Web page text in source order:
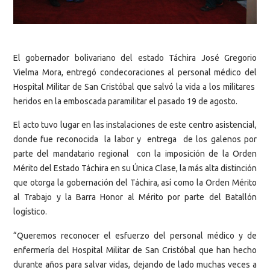
El gobernador bolivariano del estado Táchira José Gregorio
Vielma Mora, entregó condecoraciones al personal médico del
Hospital Militar de San Cristóbal que salvó la vida a los militares
heridos en la emboscada paramilitar el pasado 19 de agosto.
El acto tuvo lugar en las instalaciones de este centro asistencial,
donde fue reconocida la labor y entrega de los galenos por
parte del mandatario regional con la imposición de la Orden
Mérito del Estado Táchira en su Única Clase, la más alta distinción
que otorga la gobernación del Táchira, así como la Orden Mérito
al Trabajo y la Barra Honor al Mérito por parte del Batallón
logístico.
“Queremos reconocer el esfuerzo del personal médico y de
enfermería del Hospital Militar de San Cristóbal que han hecho
durante años para salvar vidas, dejando de lado muchas veces a